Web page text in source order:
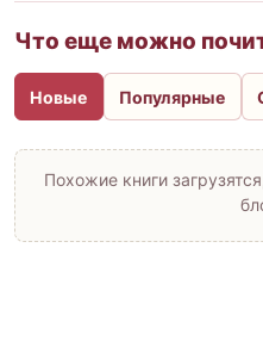
Что еще можно
Новые Популярные
Похожие книги